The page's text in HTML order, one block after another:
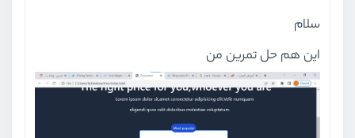
سلام
این هم حل تمرین من